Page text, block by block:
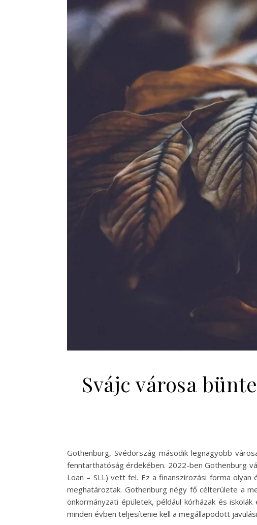
Svájc városa
Gothenburg, Svédország második legnagyobb
fenntarthatóság érdekében. 2022-ben Gothenburg
Loan – SLL) vett fel. Ez a finanszírozási forma
meghatároztak. Gothenburg négy fő célterülete a
önkormányzati épületek, például kórházak és
minden évben teljesítenie kell a megállapodott